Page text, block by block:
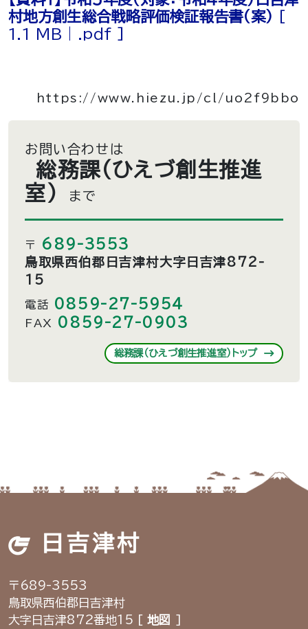
村地方創生総合戦略評価検証報告書（案）
1.1 MB | .pdf ]
https://www.hiezu.jp/cl/uo2f9bbo
お問い合わせは
総務課（ひえづ創生推進
室）
まで
〒 689-3553
鳥取県西伯郡日吉津村大字日吉津872-
15
電話 0859-27-5954
FAX 0859-27-0903
総務課（ひえづ創生推進室）トップ
日吉津村
〒689-3553
鳥取県西伯郡日吉津村
大字日吉津872番地15 [ 地図 ]